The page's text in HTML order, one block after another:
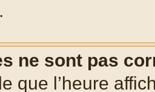
ne sont pas
que l’heure